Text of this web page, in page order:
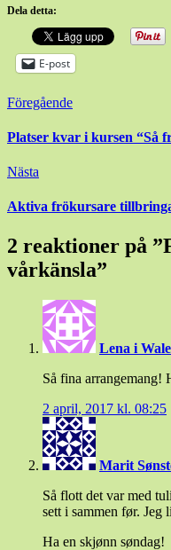
Dela detta:
E-post
Inläggsnavigering
Föregående
Platser kvar i kursen “Så
Nästa
Aktiva frökursare
2 reaktioner på ”
vårkänsla”
Lena i
Så fina
2 april, 2017 kl. 08:25
Marit
Så flott det var med
sett i sammen før. Jeg
Ha en skjønn søndag!